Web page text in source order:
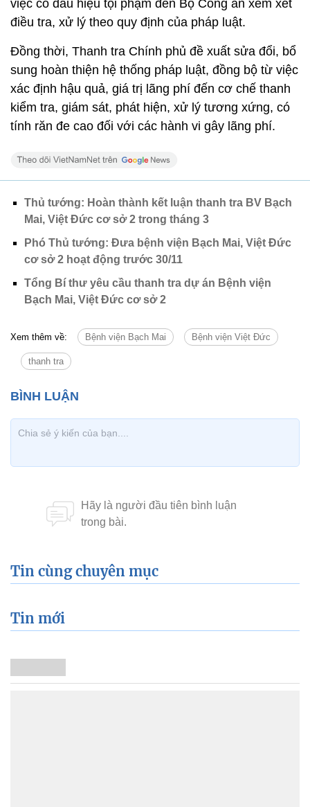
việc có dấu hiệu tội phạm đến Bộ Công an xem xét
điều tra, xử lý theo quy định của pháp luật.
Đồng thời, Thanh tra Chính phủ đề xuất sửa đổi, bổ
sung hoàn thiện hệ thống pháp luật, đồng bộ từ việc
xác định hậu quả, giá trị lãng phí đến cơ chế thanh
kiểm tra, giám sát, phát hiện, xử lý tương xứng, có
tính răn đe cao đối với các hành vi gây lãng phí.
Thủ tướng: Hoàn thành kết luận thanh tra BV Bạch
Mai, Việt Đức cơ sở 2 trong tháng 3
Phó Thủ tướng: Đưa bệnh viện Bạch Mai, Việt Đức
cơ sở 2 hoạt động trước 30/11
Tổng Bí thư yêu cầu thanh tra dự án Bệnh viện
Bạch Mai, Việt Đức cơ sở 2
Xem thêm về: Bệnh viện Bạch Mai Bệnh viện Việt Đức
thanh tra
Tin cùng chuyên mục
Tin mới